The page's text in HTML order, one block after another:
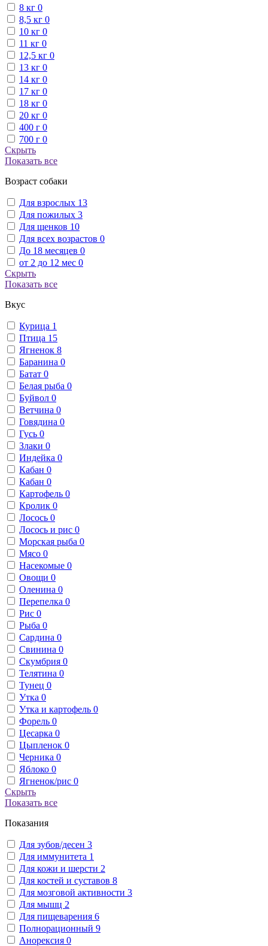
8 кг 0
8,5 кг 0
10 кг 0
11 кг 0
12,5 кг 0
13 кг 0
14 кг 0
17 кг 0
18 кг 0
20 кг 0
400 г 0
700 г 0
Скрыть
Показать все
Возраст собаки
Для взрослых 13
Для пожилых 3
Для щенков 10
Для всех возрастов 0
До 18 месяцев 0
от 2 до 12 мес 0
Скрыть
Показать все
Вкус
Курица 1
Птица 15
Ягненок 8
Баранина 0
Батат 0
Белая рыба 0
Буйвол 0
Ветчина 0
Говядина 0
Гусь 0
Злаки 0
Индейка 0
Кабан 0
Кабан 0
Картофель 0
Кролик 0
Лосось 0
Лосось и рис 0
Морская рыба 0
Мясо 0
Насекомые 0
Овощи 0
Оленина 0
Перепелка 0
Рис 0
Рыба 0
Сардина 0
Свинина 0
Скумбрия 0
Телятина 0
Тунец 0
Утка 0
Утка и картофель 0
Форель 0
Цесарка 0
Цыпленок 0
Черника 0
Яблоко 0
Ягненок/рис 0
Скрыть
Показать все
Показания
Для зубов/десен 3
Для иммунитета 1
Для кожи и шерсти 2
Для костей и суставов 8
Для мозговой активности 3
Для мышц 2
Для пищеварения 6
Полнорационный 9
Анорексия 0